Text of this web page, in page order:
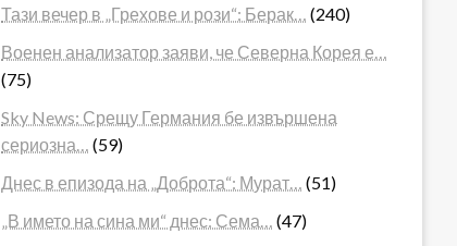
Тази вечер в „Грехове и рози“: Берак…
(240)
Военен анализатор заяви, че Северна Корея е…
(75)
Sky News: Срещу Германия бе извършена
сериозна…
(59)
Днес в епизода на „Доброта“: Мурат…
(51)
„В името на сина ми“ днес: Сема…
(47)